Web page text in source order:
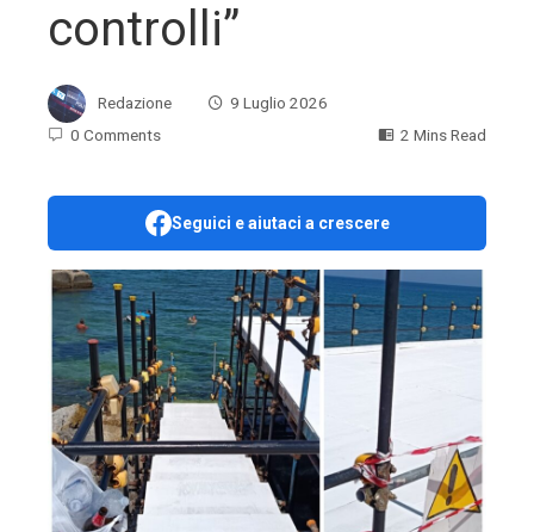
controlli”
Redazione
9 Luglio 2026
0 Comments
2 Mins Read
Seguici e aiutaci a crescere